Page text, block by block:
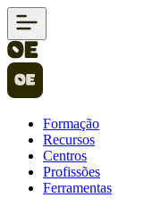
Formação
Recursos
Centros
Profissões
Ferramentas